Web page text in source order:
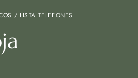
/ LISTA TELEFONES